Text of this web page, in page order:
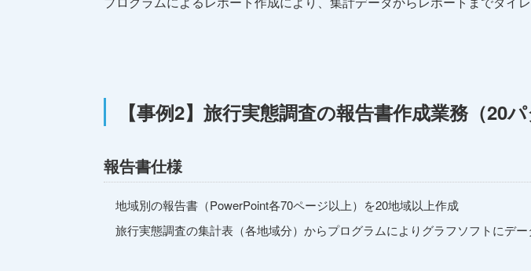
【事例2】旅行実態調査の報告書作成業務（20パ
報告書仕様
地域別の報告書（PowerPoint各70ページ以上）を20地域以上作成
旅行実態調査の集計表（各地域分）からプログラムによりグラフソフトにデ